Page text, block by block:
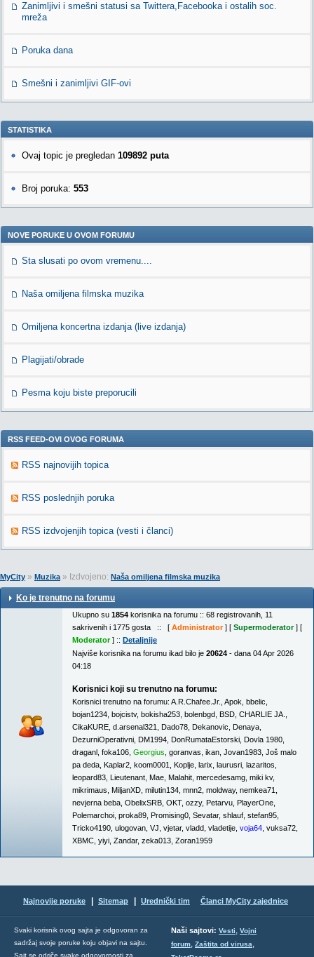
Zanimljivi i smešni statusi sa Twittera,Facebooka i ostalih soc.
mreža
Poruka dana
Smešni i zanimljivi GIF-ovi
STATISTIKA
Ovaj topic je pregledan 109892 puta
Broj poruka: 553
NOVE PORUKE U OVOM FORUMU
Sta slusati po ovom vremenu....
Naša omiljena filmska muzika
Omiljena koncertna izdanja (live izdanja)
Plagijati/obrade
Pesma koju biste preporucili
RSS FEED-OVI OVOG FORUMA
RSS najnovijih topica
RSS poslednjih poruka
RSS izdvojenjih topica (vesti i članci)
MyCity » Muzika» Izdvojeno: Naša omiljena filmska muzika
Ko je trenutno na forumu
Ukupno su 1854 korisnika na forumu :: 68 registrovanih, 11
sakrivenih i 1775 gosta :: [ Administrator] [ Supermoderator] [
Moderator] :: Detaljnije
Najviše korisnika na forumu ikad bilo je 20624 - dana 04 Apr 2026
04:18
Korisnici koji su trenutno na forumu:
Korisnici trenutno na forumu: A.R.Chafee.Jr. Apok bbelic
bojan1234 bojcistv, bokisha253 bolenbgd BSD CHARLIE JA.
CikaKURE d.arsenal321 Dado78 Dekanovic Denaya
DezurniOperativni DM1994 DonRumataEstorski Dovla 1980
draganl foka106 Georgius goranvas ikan Jovan1983 Još malo
pa deda Kaplar2 koom0001 Koplje larix laurusri lazaritos
leopard83 Lieutenant Mae Malahit mercedesamg miki kv,
mikrimaus MiljanXD milutin134 mnn2 moldway, nemkea71
nevjerna beba ObelixSRB OKT, ozzy, Petarvu PlayerOne
Polemarchoi proka89 Promising0 Sevatar, shlauf stefan95
Tricko4190 ulogovan VJ vjetar, vladd vladetije voja64 vuksa72
XBMC yiyi Zandar, zeka013 Zoran1959
Najnovije poruke Sitemap Urednički tim Članci MyCity zajednice
Svaki korisnik ovog sajta je odgovoran za
sadržaj svoje poruke koju objavi na sajtu.
Sajt se odriče svake odgovornosti za
Naši sajtovi: Vesti, Vojni
forum, Zaštita od virusa,